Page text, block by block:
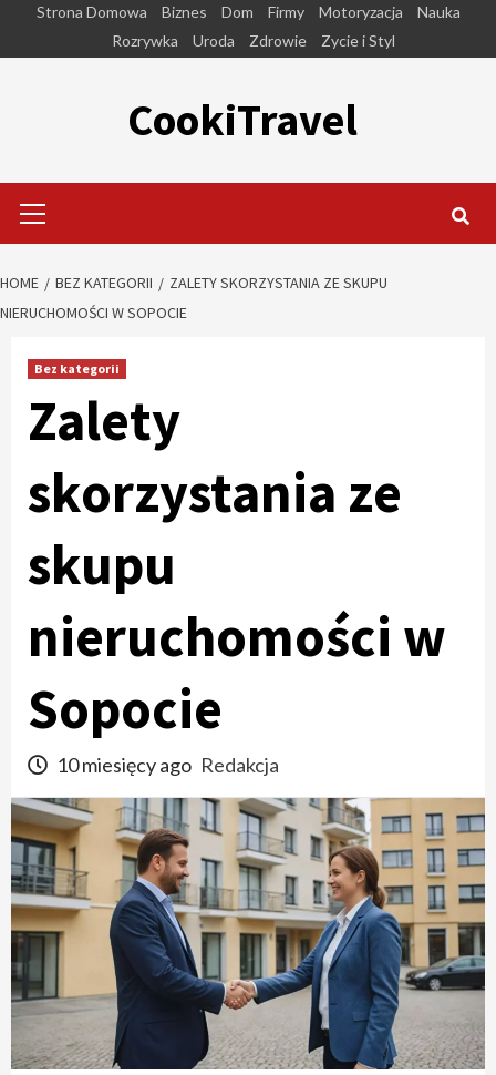
Strona Domowa Biznes Dom Firmy Motoryzacja
Nauka
Rozrywka
Uroda Zdrowie Zycie i Styl
CookiTravel
Menu
HOME BEZ KATEGORII
ZALETY SKORZYSTANIA ZE SKUPU
NIERUCHOMOŚCI W SOPOCIE
Bez kategorii
Zalety
skorzystania ze
skupu
nieruchomości w
Sopocie
10 miesięcy ago Redakcja